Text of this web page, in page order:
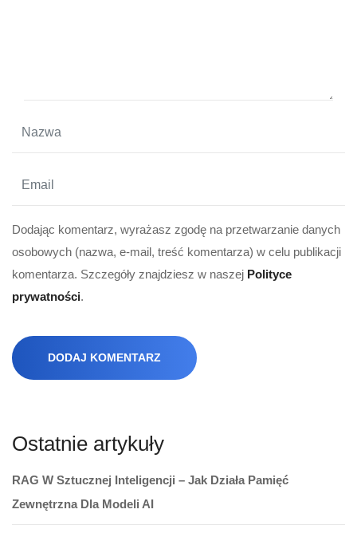
Dodając komentarz, wyrażasz zgodę na przetwarzanie danych
osobowych (nazwa, e-mail, treść komentarza) w celu publikacji
komentarza. Szczegóły znajdziesz w naszej Polityce
prywatności.
DODAJ KOMENTARZ
Ostatnie artykuły
RAG W Sztucznej Inteligencji – Jak Działa Pamięć
Zewnętrzna Dla Modeli AI